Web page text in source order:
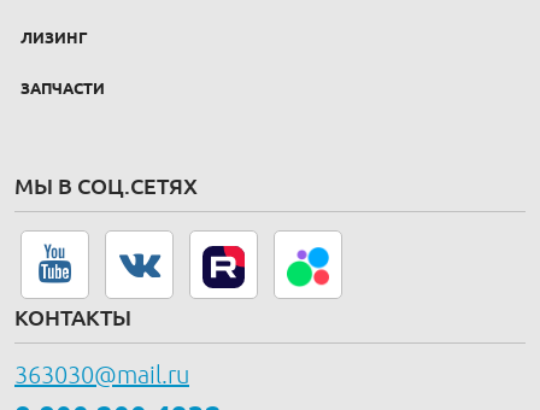
ЛИЗИНГ
ЗАПЧАСТИ
МЫ В СОЦ.СЕТЯХ
КОНТАКТЫ
363030@mail.ru